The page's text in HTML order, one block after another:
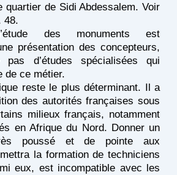
quartier de Sidi Abdessalem. Voir
48.
des monuments est
présentation des concepteurs,
d’études spécialisées qui
de ce métier.
reste le plus déterminant. Il a
des autorités françaises sous
milieux français, notamment
en Afrique du Nord. Donner un
poussé et de pointe aux
la formation de techniciens
eux, est incompatible avec les